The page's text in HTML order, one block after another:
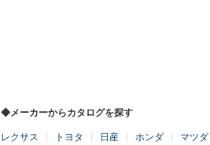
◆メーカーからカタログを探す
レクサス トヨタ 日産 ホンダ
マツダ